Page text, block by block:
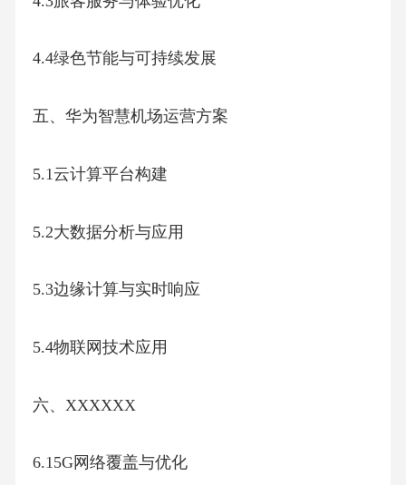
4.4绿色节能与可持续发展
五、华为智慧机场运营方案
5.1云计算平台构建
5.2大数据分析与应用
5.3边缘计算与实时响应
5.4物联网技术应用
六、XXXXXX
6.15G网络覆盖与优化